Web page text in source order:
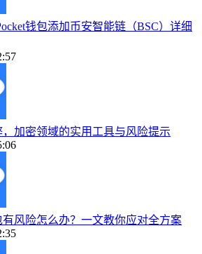
钱包添加币安智能链（BSC）详细
加密领域的实用工具与风险提示
有风险怎么办？一文教你应对全方案